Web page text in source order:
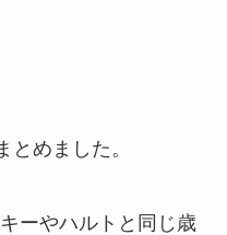
めました。
ーやハルトと同じ歳